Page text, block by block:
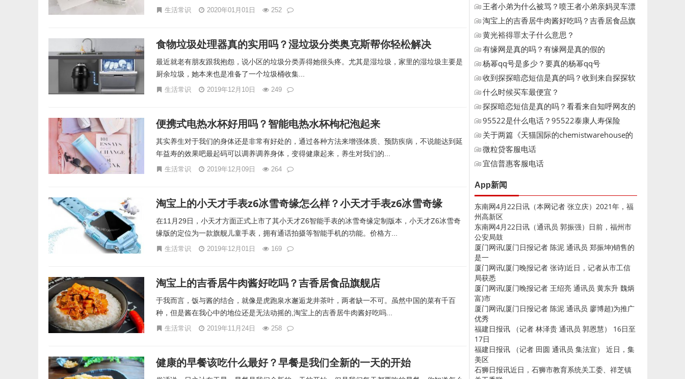
生活常识 2020年01月01日 252
食物垃圾处理器真的实用吗？湿垃圾分类奥克斯帮你轻松解决
最近就老有朋友跟我抱怨，说小区的垃圾分类弄得她很头疼。尤其是湿垃圾，家里的湿垃圾主要是
厨余垃圾，她本来也是准备了一个垃圾桶收集...
生活常识 2019年12月10日 249
便携式电热水杯好用吗？智能电热水杯枸杞泡起来
其实养生对于我们的身体还是非常有好处的，通过各种方法来增强体质、预防疾病，不说能达到延
年益寿的效果吧最起码可以调养调养身体，变得健康起来，养生对我们的...
生活常识 2019年12月09日 264
淘宝上的小天才手表z6冰雪奇缘怎么样？小天才手表z6冰雪奇缘
在11月29日，小天才方面正式上市了其小天才Z6智能手表的冰雪奇缘定制版本，小天才Z6冰雪奇
缘版的定位为一款旗舰儿童手表，拥有通话拍摄等智能手机的功能。价格方...
生活常识 2019年12月01日 169
淘宝上的吉香居牛肉酱好吃吗？吉香居食品旗舰店
于我而言，饭与酱的结合，就像是虎跑泉水邂逅龙井茶叶，两者缺一不可。虽然中国的菜有千百
种，但是酱在我心中的地位还是无法动摇的,淘宝上的吉香居牛肉酱好吃吗...
生活常识 2019年11月24日 258
健康的早餐该吃什么最好？早餐是我们全新的一天的开始
王者小弟为什么被骂？喷王者小弟亲妈灵车漂
移
淘宝上的吉香居牛肉酱好吃吗？吉香居食品旗
舰
黄光裕得罪太子什么意思？
有缘网是真的吗？有缘网是真的假的
杨幂qq号是多少？要真的杨幂qq号
收到探探暗恋短信是真的吗？收到来自探探软
件
什么时候买车最便宜？
探探暗恋短信是真的吗？看看来自知呼网友的
评
95522是什么电话？95522泰康人寿保险
关于两篇《天猫国际的chemistwarehouse的
官方
微粒贷客服电话
宜信普惠客服电话
App新闻
东南网4月22日讯（本网记者 张立庆）2021年，福
州高新区
东南网4月22日讯（通讯员 郭振强）日前，福州市
公安局鼓
厦门网讯(厦门日报记者 陈泥 通讯员 郑振坤)销售的
是一
厦门网讯(厦门晚报记者 张诗)近日，记者从市工信
局获悉
厦门网讯(厦门晚报记者 王绍亮 通讯员 黄东升 魏炳
富)市
厦门网讯(厦门日报记者 陈泥 通讯员 廖博超)为推广
优秀
福建日报讯 （记者 林泽贵 通讯员 郭恩慧） 16日至
17日
福建日报讯 （记者 田圆 通讯员 集法宣） 近日，集
美区
石狮日报讯近日，石狮市教育系统关工委、祥芝镇